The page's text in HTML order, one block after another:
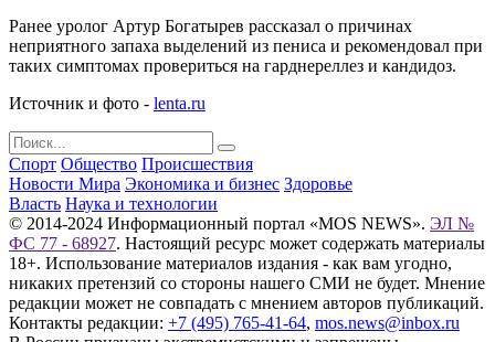
Ранее уролог Артур Богатырев рассказал о причинах
неприятного запаха выделений из пениса и рекомендовал при
таких симптомах провериться на гарднереллез и кандидоз.
Источник и фото - lenta.ru
Спорт Общество Происшествия
Новости Мира Экономика и бизнес Здоровье
Власть Наука и технологии
© 2014-2024 Информационный портал «MOS NEWS». ЭЛ №
ФС 77 - 68927. Настоящий ресурс может содержать материалы
18+. Использование материалов издания - как вам угодно,
никаких претензий со стороны нашего СМИ не будет. Мнение
редакции может не совпадать с мнением авторов публикаций.
Контакты редакции: +7 (495) 765-41-64, mos.news@inbox.ru